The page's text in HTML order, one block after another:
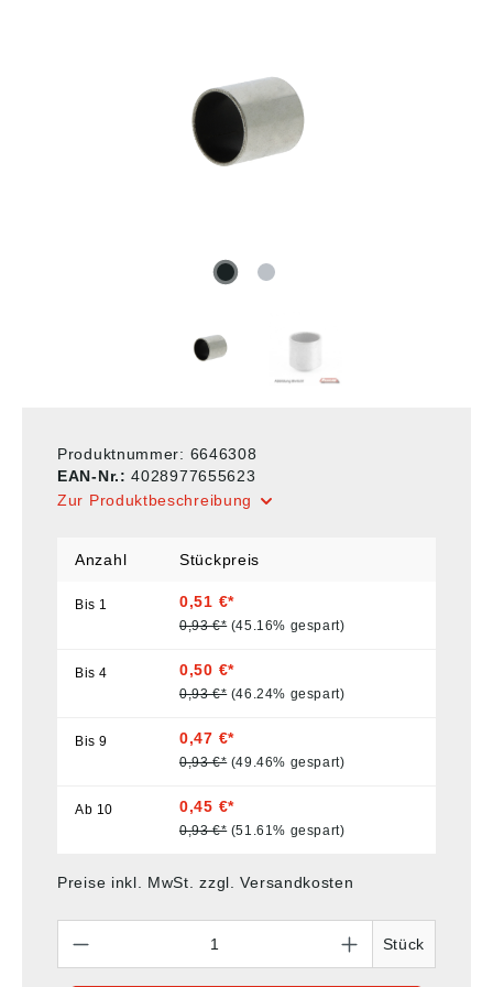
Produktnummer: 6646308
EAN-Nr.:4028977655623
Zur Produktbeschreibung
Anzahl Stückpreis
Bis 1 0,51 €*
0,93 €* (45.16% gespart)
Bis4 0,50 €*
0,93 €* (46.24% gespart)
Bis9 0,47 €*
0,93 €* (49.46% gespart)
Ab 10 0,45 €*
0,93 €* (51.61% gespart)
Preise inkl. MwSt. zzgl. Versandkosten
Stück